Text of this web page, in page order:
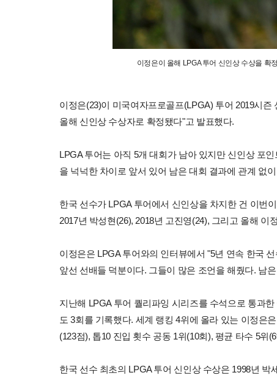
이정은이 올해 LPGA 투어 신인상 수상을 확
이정은(23)이 미국여자프로골프(LPGA) 투어 2019시
올해 신인상 수상자로 확정됐다"고 발표했다.
LPGA 투어는 아직 5개 대회가 남아 있지만 신인상 포
을 넉넉한 차이로 앞서 있어 남은 대회 결과에 관계 없
한국 선수가 LPGA 투어에서 신인상을 차지한 건 이번
2017년 박성현(26), 2018년 고진영(24), 그리고 올해 이
이정은은 LPGA 투어와의 인터뷰에서 "5년 연속 한국
앞선 선배들 덕분이다. 그들이 많은 조언을 해줬다. 남
지난해 LPGA 투어 퀄리파잉 시리즈를 수석으로 통과
도 3회를 기록했다. 세계 랭킹 4위에 올라 있는 이정은
(123점), 톱10 진입 횟수 공동 1위(10회), 평균 타수 5위
한국 선수 최초의 LPGA 투어 신인상 수상은 1998년 박